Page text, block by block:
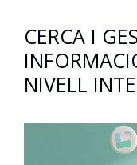
CERCA I
NIVELL